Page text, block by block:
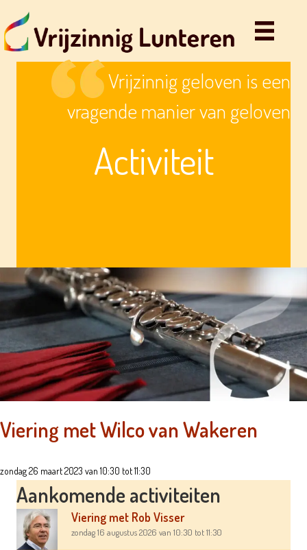
Vrijzinnig geloven is een
vragende manier van geloven
Activiteit
Viering met Wilco van Wakeren
zondag 26 maart 2023 van 10:30 tot 11:30
Aankomende activiteiten
Viering met Rob Visser
zondag 16 augustus 2026 van 10:30 tot 11:30